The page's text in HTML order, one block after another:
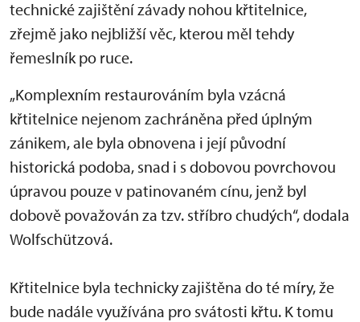
technické zajištění závady nohou křtitelnice,
zřejmě jako nejbližší věc, kterou měl tehdy
řemeslník po ruce.
„Komplexním restaurováním byla vzácná
křtitelnice nejenom zachráněna před úplným
zánikem, ale byla obnovena i její původní
historická podoba, snad i s dobovou povrchovou
úpravou pouze v patinovaném cínu, jenž byl
dobově považován za tzv. stříbro chudých“, dodala
Wolfschützová.
Křtitelnice byla technicky zajištěna do té míry, že
bude nadále využívána pro svátosti křtu. K tomu